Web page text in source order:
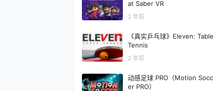
at Saber VR
2 年前
《真实乒乓球》Eleven: Table
Tennis
2 年前
动感足球 PRO（Motion Socc
er PRO）